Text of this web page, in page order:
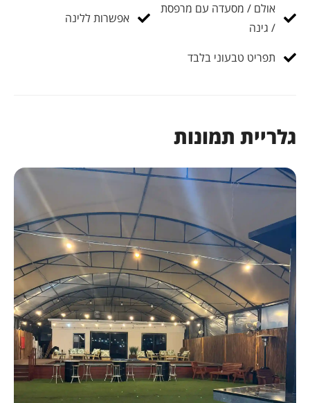
אולם / מסעדה עם מרפסת
/ גינה
אפשרות ללינה
תפריט טבעוני בלבד
גלריית תמונות